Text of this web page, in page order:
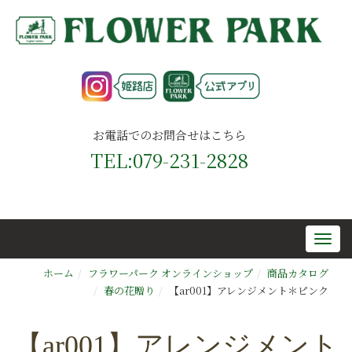
お電話でのお問合せはこちら
TEL:079-231-2828
ホーム フラワーパーク オンラインショップ
商品カタログ
春の花贈り
【ar001】アレンジメント＊ピンク